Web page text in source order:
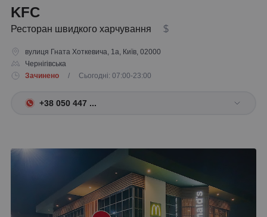
KFC
Ресторан швидкого харчування $
вулиця Гната Хоткевича, 1а, Київ, 02000
Чернігівська
Зачинено
/ Сьогодні: 07:00-23:00
+38 050 447 ...